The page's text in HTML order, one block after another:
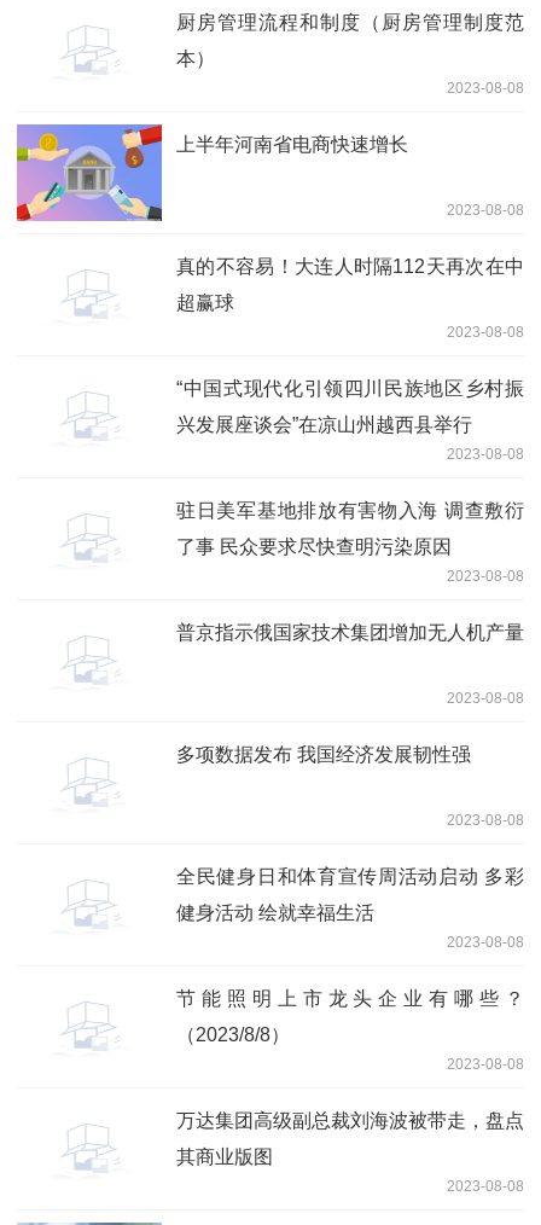
厨房管理流程和制度（厨房管理制度范
本）
2023-08-08
上半年河南省电商快速增长
2023-08-08
真的不容易！大连人时隔112天再次在中
超赢球
2023-08-08
“中国式现代化引领四川民族地区乡村振
兴发展座谈会”在凉山州越西县举行
2023-08-08
驻日美军基地排放有害物入海 调查敷衍
了事 民众要求尽快查明污染原因
2023-08-08
普京指示俄国家技术集团增加无人机产量
2023-08-08
多项数据发布 我国经济发展韧性强
2023-08-08
全民健身日和体育宣传周活动启动 多彩
健身活动 绘就幸福生活
2023-08-08
节能照明上市龙头企业有哪些？
（2023/8/8）
2023-08-08
万达集团高级副总裁刘海波被带走，盘点
其商业版图
2023-08-08